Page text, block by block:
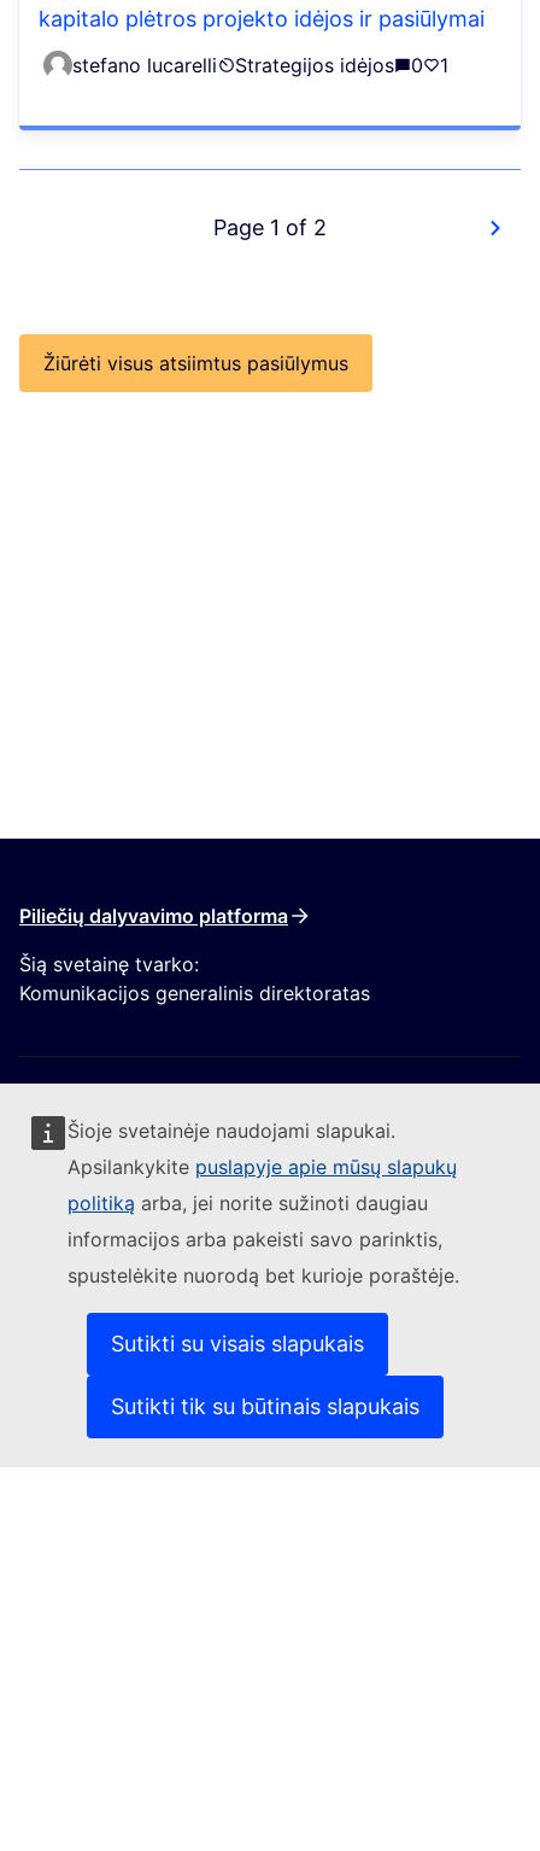
Šioje svetainėje naudojami slapukai.
Apsilankykite puslapyje apie mūsų slapukų
politiką arba, jei norite sužinoti daugiau
informacijos arba pakeisti savo parinktis,
spustelėkite nuorodą bet kurioje poraštėje.
Sutikti su visais slapukais
Sutikti tik su būtinais slapukais
kapitalo plėtros projekto idėjos ir pasiūlymai
stefano lucarelli Strategijos idėjos 0 1
Page 1 of 2
Žiūrėti visus atsiimtus pasiūlymus
Piliečių dalyvavimo platforma
Šią svetainę tvarko:
Komunikacijos generalinis direktoratas
Sekite Europos Komisijos naujienas
Susisiekite su mumis(Išorės nuoroda)
Pranešti apie IT pažeidžiamumą(Išorės nuoroda)
Kalbos mūsų interneto svetainėse(Išorės nuoroda)
(Išorės nuoroda)
Privatumo politika
Teisinis pranešimas(Išorės nuoroda)